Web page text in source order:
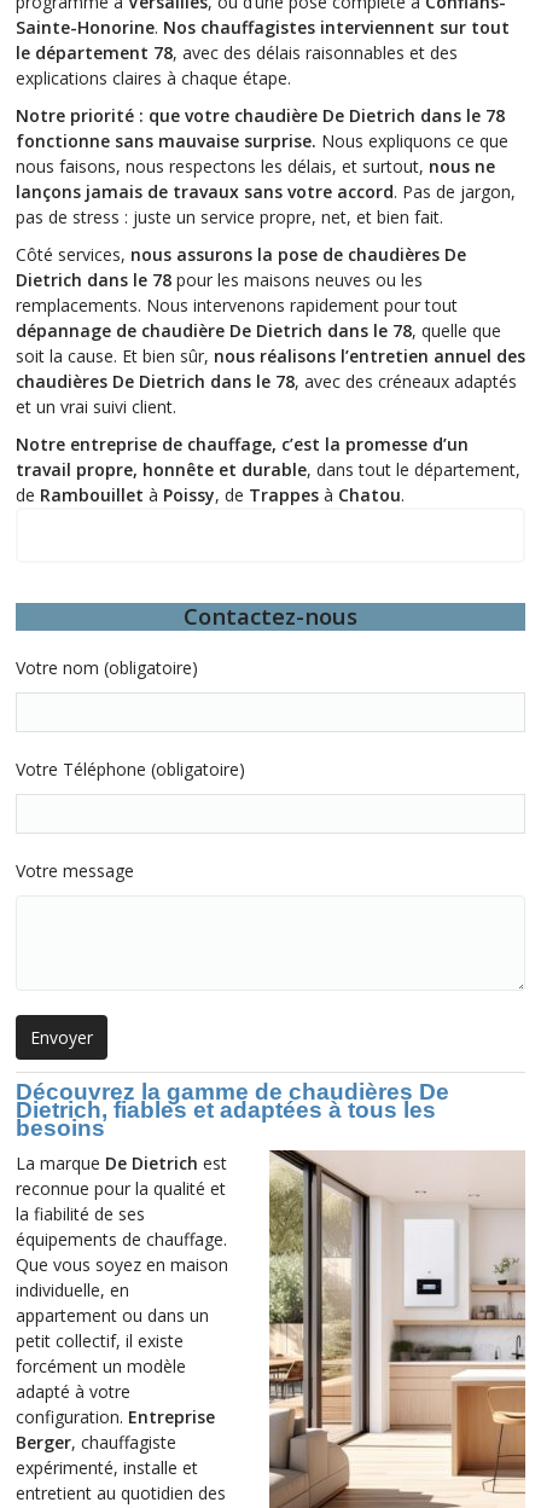
Sainte-Honorine. Nos chauffagistes interviennent sur tout
le département 78, avec des délais raisonnables et des
explications claires à chaque étape.
Notre priorité : que votre chaudière De Dietrich dans le 78
fonctionne sans mauvaise surprise. Nous expliquons ce que
nous faisons, nous respectons les délais, et surtout, nous ne
lançons jamais de travaux sans votre accord. Pas de jargon,
pas de stress : juste un service propre, net, et bien fait.
Côté services, nous assurons la pose de chaudières De
Dietrich dans le 78 pour les maisons neuves ou les
remplacements. Nous intervenons rapidement pour tout
dépannage de chaudière De Dietrich dans le 78, quelle que
soit la cause. Et bien sûr, nous réalisons l’entretien annuel des
chaudières De Dietrich dans le 78, avec des créneaux adaptés
et un vrai suivi client.
Notre entreprise de chauffage, c’est la promesse d’un
travail propre, honnête et durable, dans tout le département,
de Rambouillet à Poissy, de Trappes à Chatou.
Contactez-nous
Votre nom (obligatoire)
Votre Téléphone (obligatoire)
Votre message
Découvrez la gamme de chaudières De
Dietrich, fiables et adaptées à tous les
besoins
La marque De Dietrich est
reconnue pour la qualité et
la fiabilité de ses
équipements de chauffage.
Que vous soyez en maison
individuelle, en
appartement ou dans un
petit collectif, il existe
forcément un modèle
adapté à votre
configuration. Entreprise
Berger, chauffagiste
expérimenté, installe et
entretient au quotidien des